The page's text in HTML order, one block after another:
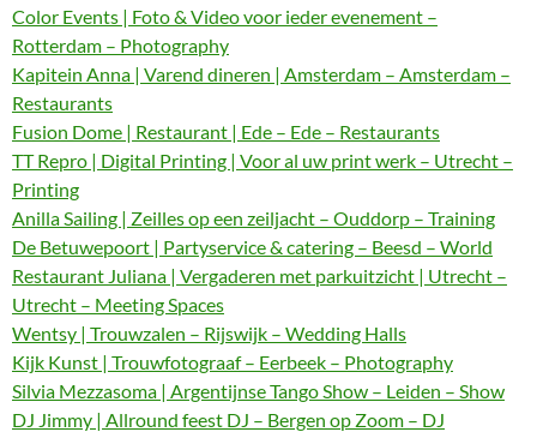
Color Events | Foto & Video voor ieder evenement –
Rotterdam – Photography
Kapitein Anna | Varend dineren | Amsterdam – Amsterdam –
Restaurants
Fusion Dome | Restaurant | Ede – Ede – Restaurants
TT Repro | Digital Printing | Voor al uw print werk – Utrecht –
Printing
Anilla Sailing | Zeilles op een zeiljacht – Ouddorp – Training
De Betuwepoort | Partyservice & catering – Beesd – World
Restaurant Juliana | Vergaderen met parkuitzicht | Utrecht –
Utrecht – Meeting Spaces
Wentsy | Trouwzalen – Rijswijk – Wedding Halls
Kijk Kunst | Trouwfotograaf – Eerbeek – Photography
Silvia Mezzasoma | Argentijnse Tango Show – Leiden – Show
DJ Jimmy | Allround feest DJ – Bergen op Zoom – DJ